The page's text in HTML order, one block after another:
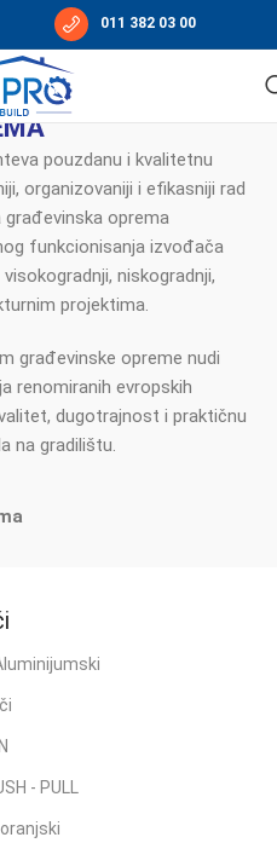
011 382 03 00
pouzdanu i kvalitetnu
organizovaniji i efikasniji rad
oprema
funkcionisanja izvođača
niskogradnji,
projektima.
građevinske opreme nudi
renomiranih evropskih
dugotrajnost i praktičnu
na gradilištu.
- PULL